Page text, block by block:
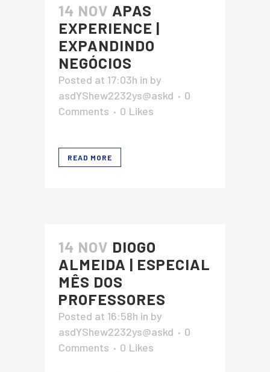
14 NOV APAS
EXPERIENCE |
EXPANDINDO
NEGÓCIOS
Posted at 17:03h in by
asdYShew2232ys@askd
0
Comments
0 Likes
READ MORE
14 NOV DIOGO
ALMEIDA | ESPECIAL
MÊS DOS
PROFESSORES
Posted at 16:58h in by
asdYShew2232ys@askd
0
Comments
0 Likes